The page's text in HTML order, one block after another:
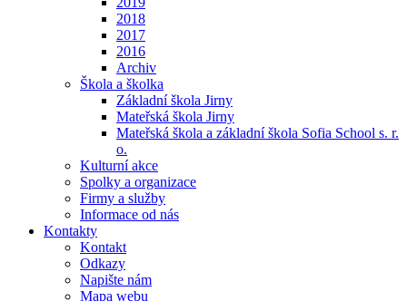
2018
2017
2016
Archiv
Škola a školka
Základní škola Jirny
Mateřská škola Jirny
Mateřská škola a základní škola Sofia School s. r.
o.
Kulturní akce
Spolky a organizace
Firmy a služby
Informace od nás
Kontakty
Kontakt
Odkazy
Napište nám
Mapa webu